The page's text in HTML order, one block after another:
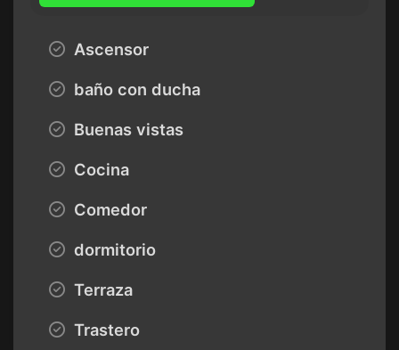
Ascensor
baño con ducha
Buenas vistas
Cocina
Comedor
dormitorio
Terraza
Trastero